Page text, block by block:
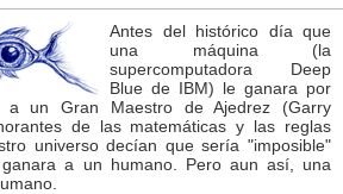
Antes del histórico día que
una máquina (la
supercomputadora Deep
Blue de IBM) le ganara por
un Gran Maestro de Ajedrez (Garry
de las matemáticas y las reglas
universo decían que sería "imposible"
a un humano. Pero aun así, una